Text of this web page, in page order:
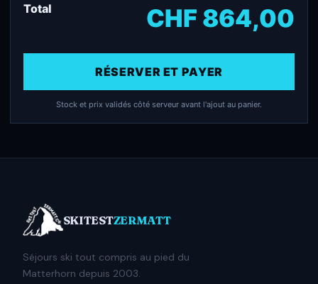
Total CHF 864,00
RÉSERVER ET PAYER
Stock et prix validés côté serveur avant l'ajout au panier.
SKITESTZERMATT
Séjours ski tout compris au pied du
Matterhorn depuis 2003.